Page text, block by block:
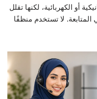
أو الكهربائية، لكنها تقلل
لا تستخدم منظفًا